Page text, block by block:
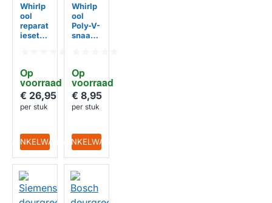
Op
voorraad
Whirlp
ool
reparat
ieset
48200
00322
68
€ 26,95
per stuk
IN WINKELWAGEN
Op
voorraad
Whirlp
ool
Poly-V-
snaar
€ 8,95
per stuk
IN WINKELWAGEN